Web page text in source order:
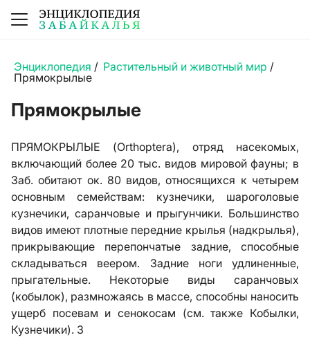
Энциклопедия / Растительный и животный мир /
Прямокрылые
Прямокрылые
ПРЯМОКРЫЛЫЕ (Orthoptera), отряд насекомых,
включающий более 20 тыс. видов мировой фауны; в
Заб. обитают ок. 80 видов, относящихся к четырем
основным семействам: кузнечики, шароголовые
кузнечики, саранчовые и прыгунчики. Большинство
видов имеют плотные передние крылья (надкрылья),
прикрывающие перепончатые задние, способные
складываться веером. Задние ноги удлиненные,
прыгательные. Некоторые виды саранчовых
(кобылок), размножаясь в массе, способны наносить
ущерб посевам и сенокосам (см. также Кобылки,
Кузнечики). 3